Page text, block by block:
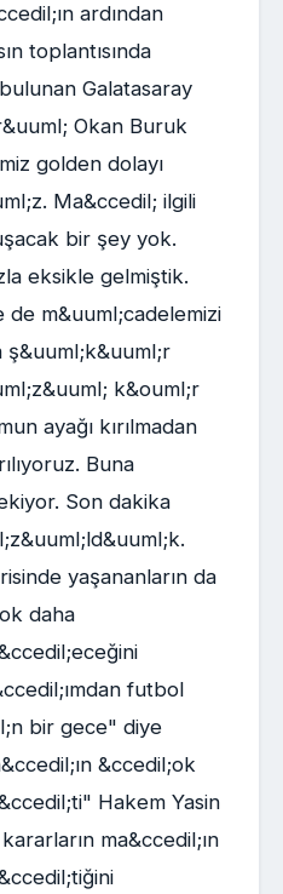
ardından
toplantısında
Galatasaray
Okan Buruk
golden dolayı
Ma&ccedil; ilgili
bir şey yok.
eksikle gelmiştik.
de m&uuml;cadelemizi
ş&uuml;k&uuml;r
k&ouml;r
ayağı kırılmadan
Buna
Son dakika
yaşananların da
daha
futbol
bir gece" diye
&ccedil;ok
Hakem Yasin
ma&ccedil;ın